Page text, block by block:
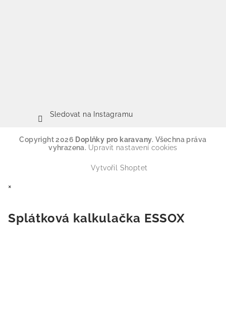
Sledovat na Instagramu
Copyright 2026 Doplňky pro karavany. Všechna práva
vyhrazena. Upravit nastavení cookies
Vytvořil Shoptet
×
Splátková kalkulačka ESSOX